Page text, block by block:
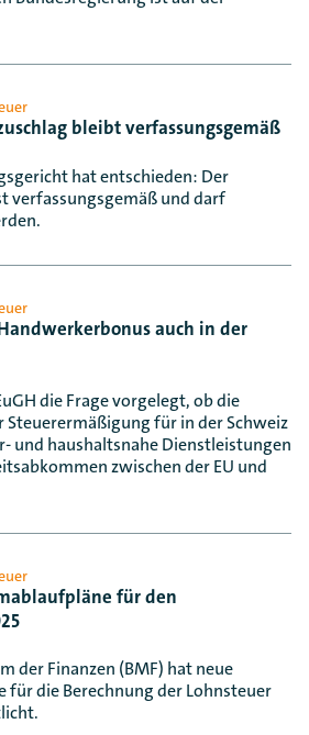
bleibt verfassungsgemäß
hat entschieden: Der
verfassungsgemäß und darf
auch in der
die Frage vorgelegt, ob die
für in der Schweiz
und haushaltsnahe Dienstleistungen
zwischen der EU und
für den
der Finanzen (BMF) hat neue
die Berechnung der Lohnsteuer